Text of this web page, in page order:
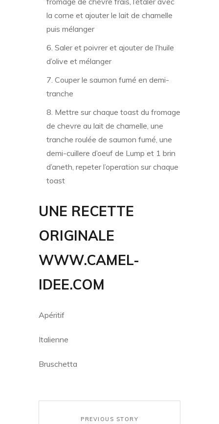
la corne et ajouter le lait de chamelle
puis mélanger
Saler et poivrer et ajouter de l’huile
d’olive et mélanger
Couper le saumon fumé en demi-
tranche
Mettre sur chaque toast du fromage
de chevre au lait de chamelle, une
tranche roulée de saumon fumé, une
demi-cuillere d’oeuf de Lump et 1 brin
d’aneth, repeter l’operation sur chaque
toast
UNE RECETTE
ORIGINALE
WWW.CAMEL-
IDEE.COM
Apéritif
Italienne
Bruschetta
PREVIOUS STORY